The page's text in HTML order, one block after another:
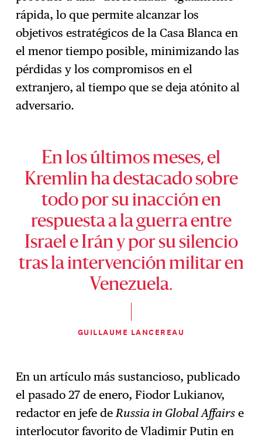
rápida, lo que permite alcanzar los
objetivos estratégicos de la Casa Blanca en
el menor tiempo posible, minimizando las
pérdidas y los compromisos en el
extranjero, al tiempo que se deja atónito al
adversario.
En los últimos meses, el
Kremlin ha destacado sobre
todo por su inacción en
respuesta a la guerra entre
Israel e Irán y por su silencio
tras la intervención militar en
Venezuela.
GUILLAUME LANCEREAU
En un artículo más sustancioso, publicado
el pasado 27 de enero, Fiodor Lukianov,
redactor en jefe de Russia in Global Affairs e
interlocutor favorito de Vladimir Putin en